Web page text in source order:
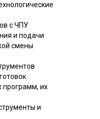
с ЧПУ
и подачи
смены
программ, их
и